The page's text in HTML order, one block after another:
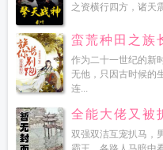
之资横行四方，诸天
蛮荒种田之族
作为二十一世纪的新
无他，只因古时候的
连...
全能大佬又被
双强双洁互宠扒马，